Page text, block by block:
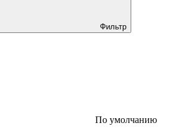
Фильтр
По умолчанию